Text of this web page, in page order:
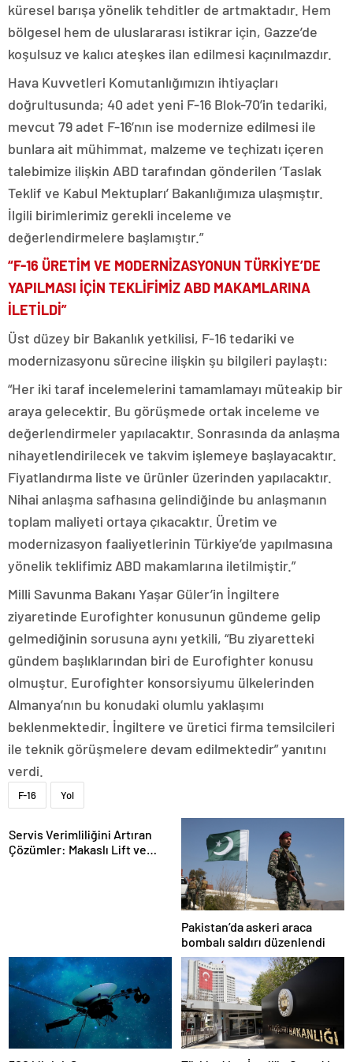
küresel barışa yönelik tehditler de artmaktadır. Hem
bölgesel hem de uluslararası istikrar için, Gazze’de
koşulsuz ve kalıcı ateşkes ilan edilmesi kaçınılmazdır.
Hava Kuvvetleri Komutanlığımızın ihtiyaçları
doğrultusunda; 40 adet yeni F-16 Blok-70’in tedariki,
mevcut 79 adet F-16’nın ise modernize edilmesi ile
bunlara ait mühimmat, malzeme ve teçhizatı içeren
talebimize ilişkin ABD tarafından gönderilen ‘Taslak
Teklif ve Kabul Mektupları’ Bakanlığımıza ulaşmıştır.
İlgili birimlerimiz gerekli inceleme ve
değerlendirmelere başlamıştır.”
“F-16 ÜRETİM VE MODERNİZASYONUN TÜRKİYE’DE
YAPILMASI İÇİN TEKLİFİMİZ ABD MAKAMLARINA
İLETİLDİ”
Üst düzey bir Bakanlık yetkilisi, F-16 tedariki ve
modernizasyonu sürecine ilişkin şu bilgileri paylaştı:
“Her iki taraf incelemelerini tamamlamayı müteakip bir
araya gelecektir. Bu görüşmede ortak inceleme ve
değerlendirmeler yapılacaktır. Sonrasında da anlaşma
nihayetlendirilecek ve takvim işlemeye başlayacaktır.
Fiyatlandırma liste ve ürünler üzerinden yapılacaktır.
Nihai anlaşma safhasına gelindiğinde bu anlaşmanın
toplam maliyeti ortaya çıkacaktır. Üretim ve
modernizasyon faaliyetlerinin Türkiye’de yapılmasına
yönelik teklifimiz ABD makamlarına iletilmiştir.”
Milli Savunma Bakanı Yaşar Güler’in İngiltere
ziyaretinde Eurofighter konusunun gündeme gelip
gelmediğinin sorusuna aynı yetkili, “Bu ziyaretteki
gündem başlıklarından biri de Eurofighter konusu
olmuştur. Eurofighter konsorsiyumu ülkelerinden
Almanya’nın bu konudaki olumlu yaklaşımı
beklenmektedir. İngiltere ve üretici firma temsilcileri
ile teknik görüşmelere devam edilmektedir” yanıtını
verdi.
F-16 Yol
Servis Verimliliğini Artıran
Çözümler: Makaslı Lift ve
Pakistan’da askeri araca
bombalı saldırı düzenlendi